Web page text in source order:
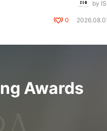
0
by
Awards